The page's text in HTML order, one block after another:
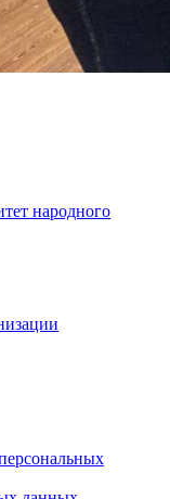
народного